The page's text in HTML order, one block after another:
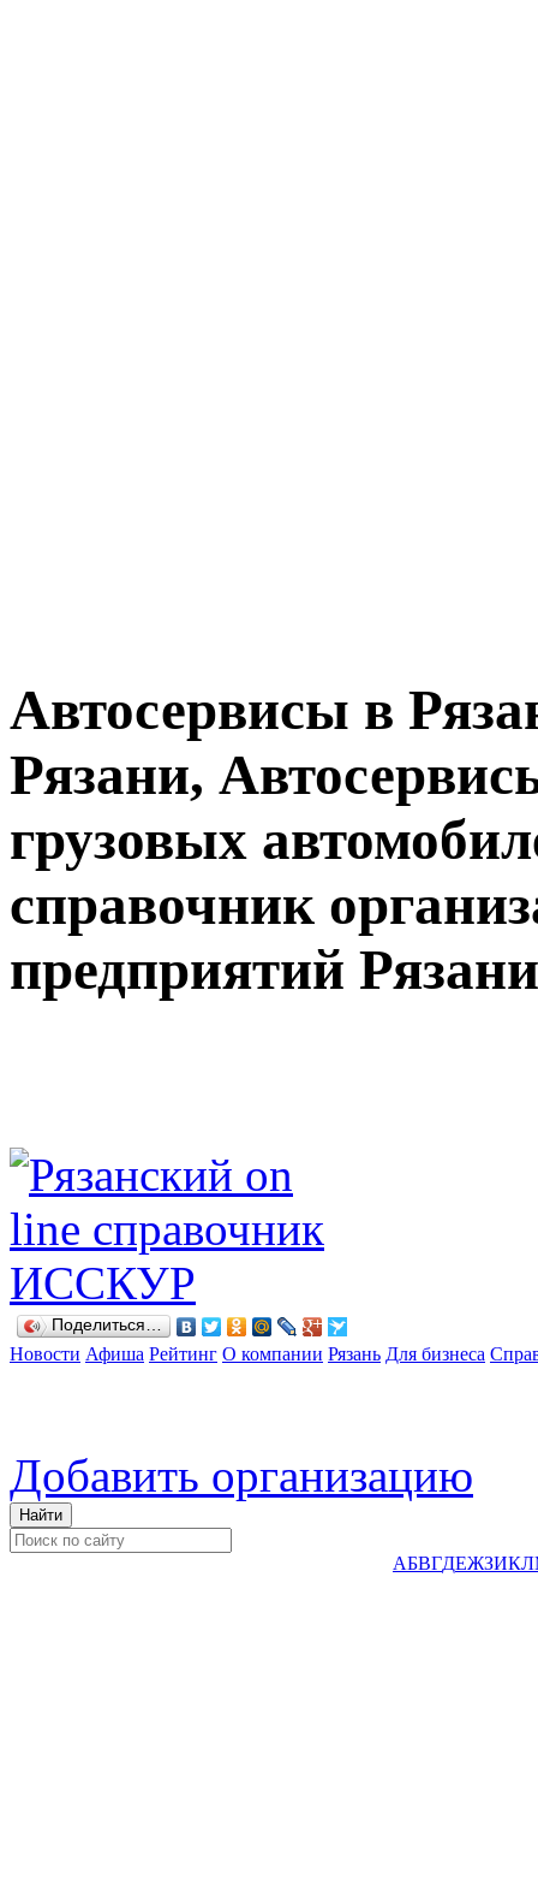
Автосервисы в
Рязани,
грузовых
справочник
предприятий
Поделиться…
Новости Афиша Рейтинг О компании Рязань Для бизнеса
Добавить организацию
АБВГДЕЖЗИКЛ